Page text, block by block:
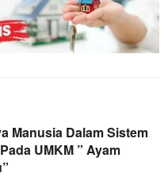
Manusia Dalam Sistem
UMKM ” Ayam